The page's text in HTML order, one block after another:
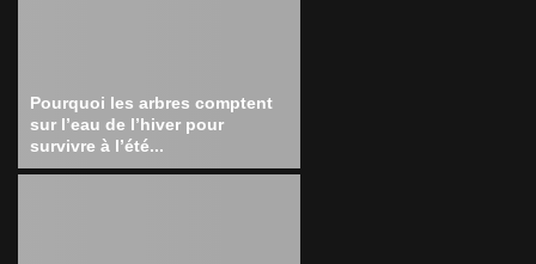
Pourquoi les arbres comptent
sur l’eau de l’hiver pour
survivre à l’été...